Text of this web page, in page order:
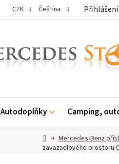
CZK Čeština Přihlášení
Autodoplňky Camping,
DomůMercedes-Benz
zavazadlového prostoru